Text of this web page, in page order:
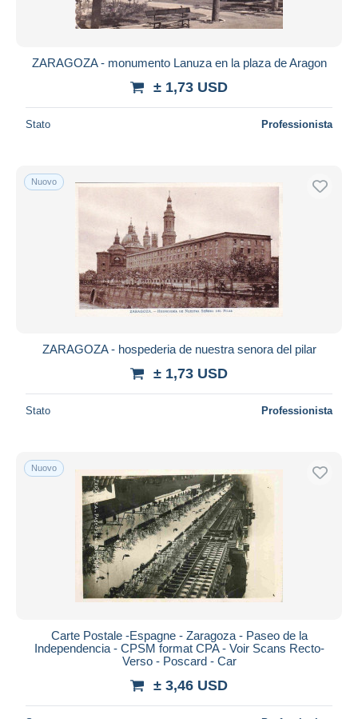
ZARAGOZA - monumento Lanuza en la plaza de Aragon
± 1,73 USD
Stato Professionista
Nuovo
ZARAGOZA - hospederia de nuestra senora del pilar
± 1,73 USD
Stato Professionista
Nuovo
Carte Postale -Espagne - Zaragoza - Paseo de la
Independencia - CPSM format CPA - Voir Scans Recto-
Verso - Poscard - Car
± 3,46 USD